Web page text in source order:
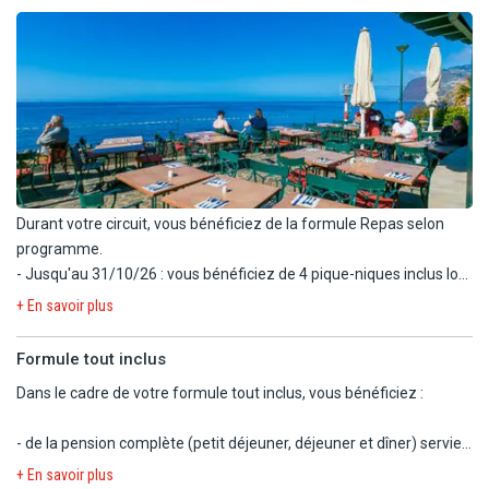
- Chambre premium vue océan, situé au 7ème étage (26 m²) :
mêmes équipements + lit d'appoint et climatisation. Capacité
maximum : 2 adultes et 1 enfant.
Durant votre circuit, vous bénéficiez de la formule Repas selon
programme.
- Jusqu'au 31/10/26 : vous bénéficiez de 4 pique-niques inclus lors
des déjeuners durant les randonnées (lunch box avec sandwich,
- Dès le 1/11/26, vous bénéficiez de 2 piques-niques lors des
et eau).
alimentaires.
- À l'hôtel, vous bénéficiez de la formule All Inclusive (voir rubrique
+ En savoir plus
Formule tout inclus
Dans le cadre de votre formule tout inclus, vous bénéficiez :
- de la pension complète (petit déjeuner, déjeuner et dîner) servie
sous forme de buffet au restaurant principal.
+ En savoir plus